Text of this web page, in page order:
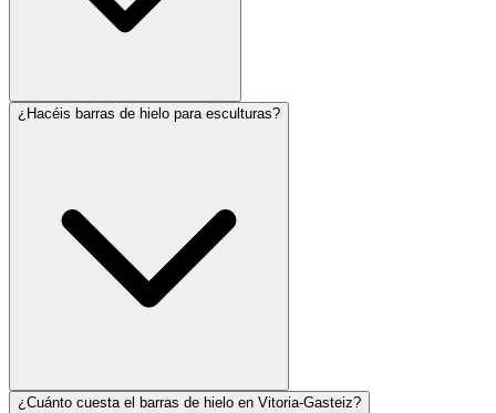
¿Hacéis barras de hielo para esculturas?
¿Cuánto cuesta el barras de hielo en Vitoria-Gasteiz?